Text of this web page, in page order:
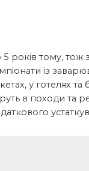
5 років тому,
із
у готелях
в походи та